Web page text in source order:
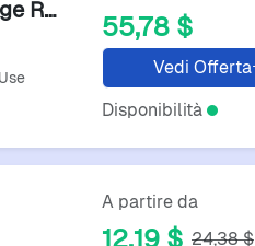
Ra
55,78 $
Vedi Offerta
Disponibilità
A partire da
12,19 $ 24,38 $